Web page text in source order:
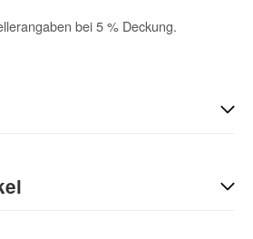
bei 5 % Deckung.